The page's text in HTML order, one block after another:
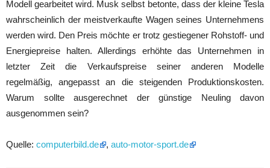
Modell gearbeitet wird. Musk selbst betonte, dass der kleine Tesla
wahrscheinlich der meistverkaufte Wagen seines Unternehmens
werden wird. Den Preis möchte er trotz gestiegener Rohstoff- und
Energiepreise halten. Allerdings erhöhte das Unternehmen in
letzter Zeit die Verkaufspreise seiner anderen Modelle
regelmäßig, angepasst an die steigenden Produktionskosten.
Warum sollte ausgerechnet der günstige Neuling davon
ausgenommen sein?
Quelle: computerbild.de , auto-motor-sport.de